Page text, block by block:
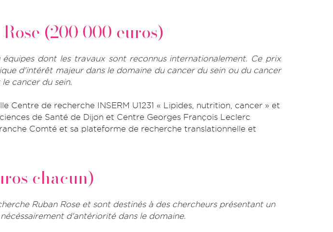
(200 000 euros)
dont les travaux sont reconnus internationalement. Ce prix
d'intérêt majeur dans le domaine du cancer du sein ou du cancer
cancer du sein.
Centre de recherche INSERM U1231 « Lipides, nutrition, cancer » et
de Santé de Dijon et Centre Georges François Leclerc
Comté et sa plateforme de recherche translationnelle et
chacun)
Ruban Rose et sont destinés à des chercheurs présentant un
d'antériorité dans le domaine.